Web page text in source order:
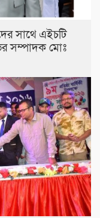
সাথে এইচটি
সম্পাদক মোঃ